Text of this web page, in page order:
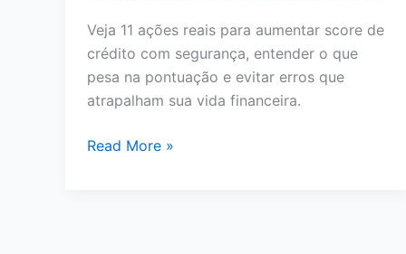
Veja 11 ações reais para aumentar score de
crédito com segurança, entender o que
pesa na pontuação e evitar erros que
atrapalham sua vida financeira.
Como
Read More »